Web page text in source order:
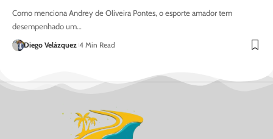
Como menciona Andrey de Oliveira Pontes, o esporte amador tem
desempenhado um…
Diego Velázquez 4 Min Read